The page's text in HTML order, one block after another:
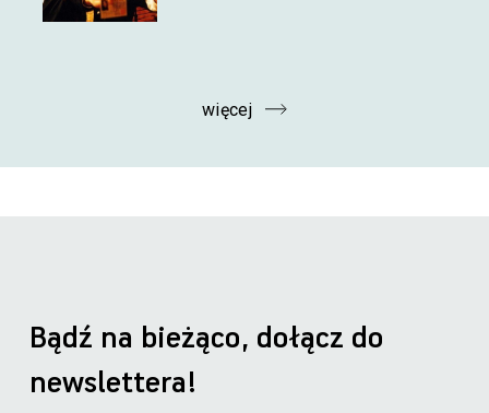
więcej
Bądź na bieżąco, dołącz do
newslettera!